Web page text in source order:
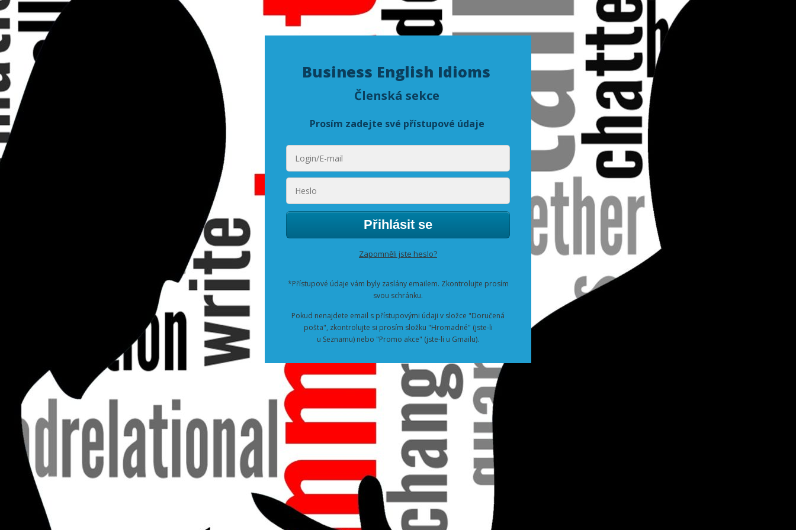
Business English Idioms
Členská sekce
Prosím zadejte své přístupové údaje
Přihlásit se
Zapomněli jste heslo?
*Přístupové údaje vám byly zaslány emailem. Zkontrolujte prosím
svou schránku.
Pokud nenajdete email s přístupovými údaji v složce "Doručená
pošta", zkontrolujte si prosím složku "Hromadné" (jste-li
u Seznamu) nebo "Promo akce" (jste-li u Gmailu).